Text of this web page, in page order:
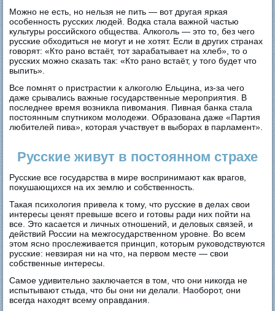
Можно не есть, но нельзя не пить — вот другая яркая
особенность русских людей. Водка стала важной частью
культуры российского общества. Алкоголь — это то, без чего
русские обходиться не могут и не хотят. Если в других странах
говорят: «Кто рано встаёт, тот зарабатывает на хлеб», то о
русских можно сказать так: «Кто рано встаёт, у того будет что
выпить».
Все помнят о пристрастии к алкоголю Ельцина, из-за чего
даже срывались важные государственные мероприятия. В
последнее время возникла пивомания. Пивная банка стала
постоянным спутником молодежи. Образована даже «Партия
любителей пива», которая участвует в выборах в парламент».
Русские живут в постоянном страхе
Русские все государства в мире воспринимают как врагов,
покушающихся на их землю и собственность.
Такая психология привела к тому, что русские в делах свои
интересы ценят превыше всего и готовы ради них пойти на
все. Это касается и личных отношений, и деловых связей, и
действий России на межгосударственном уровне. Во всем
этом ясно прослеживается принцип, которым руководствуются
русские: невзирая ни на что, на первом месте — свои
собственные интересы.
Самое удивительно заключается в том, что они никогда не
испытывают стыда, что бы они ни делали. Наоборот, они
всегда находят всему оправдания.